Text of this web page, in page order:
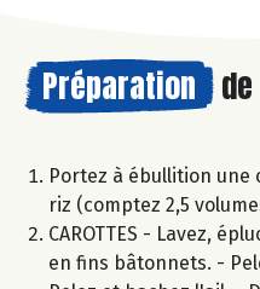
Préparation
Portez à ébullition une
riz (comptez 2,5
CAROTTES - Lavez,
en fins bâtonnets. -